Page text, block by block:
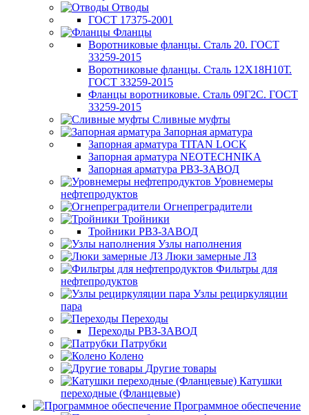
Отводы
ГОСТ 17375-2001
Фланцы
Воротниковые фланцы. Сталь 20. ГОСТ
33259-2015
Воротниковые фланцы. Сталь 12Х18Н10Т.
ГОСТ 33259-2015
Фланцы воротниковые. Сталь 09Г2С. ГОСТ
33259-2015
Сливные муфты
Запорная арматура
Запорная арматура TITAN LOCK
Запорная арматура NEOTECHNIKA
Запорная арматура РВЗ-ЗАВОД
Уровнемеры
нефтепродуктов
Огнепреградители
Тройники
Тройники РВЗ-ЗАВОД
Узлы наполнения
Люки замерные ЛЗ
Фильтры для
нефтепродуктов
Узлы рециркуляции
пара
Переходы
Переходы РВЗ-ЗАВОД
Патрубки
Колено
Другие товары
Катушки
переходные (Фланцевые)
Программное обеспечение